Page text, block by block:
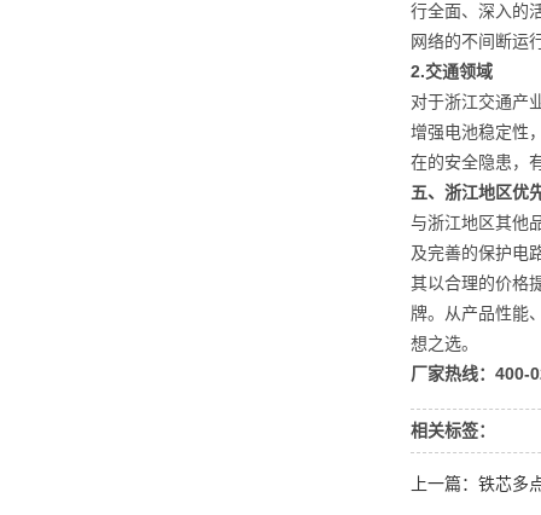
行全面、深入的
网络的不间断运
2.交通领域
对于浙江交通产
增强电池稳定性
在的安全隐患，
五、浙江地区优
与浙江地区其他
及完善的保护电
其以合理的价格
牌。从产品性能
想之选。
厂家热线：400-
相关标签：
上一篇：铁芯多